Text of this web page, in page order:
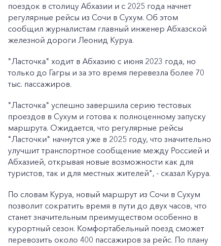
поездок в столицу Абхазии и с 2025 года начнет
регулярные рейсы из Сочи в Сухум. Об этом
сообщил журналистам главный инженер Абхазской
железной дороги Леонид Куруа.
"Ласточка" ходит в Абхазию с июня 2023 года, но
только до Гагры и за это время перевезла более 70
тыс. пассажиров.
"Ласточка" успешно завершила серию тестовых
проездов в Сухум и готова к полноценному запуску
маршрута. Ожидается, что регулярные рейсы
"Ласточки" начнутся уже в 2025 году, что значительно
улучшит транспортное сообщение между Россией и
Абхазией, открывая новые возможности как для
туристов, так и для местных жителей", - сказал Куруа.
По словам Куруа, новый маршрут из Сочи в Сухум
позволит сократить время в пути до двух часов, что
станет значительным преимуществом особенно в
курортный сезон. Комфортабельный поезд сможет
перевозить около 400 пассажиров за рейс. По плану